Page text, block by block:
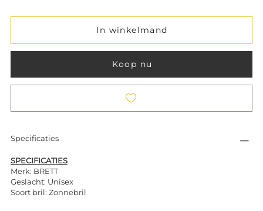
In winkelmand
Koop nu
Specificaties
SPECIFICATIES
Merk: BRETT
Geslacht: Unisex
Soort bril: Zonnebril